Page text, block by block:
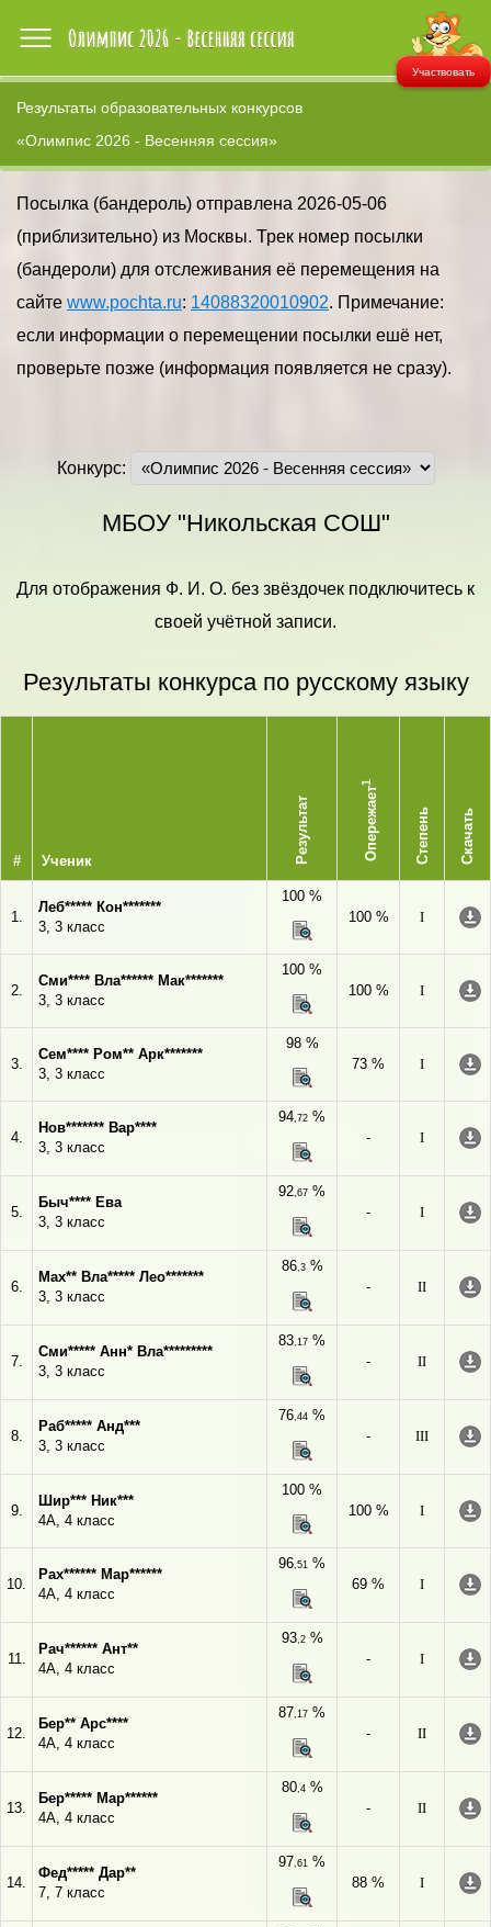
Участвовать
Результаты образовательных конкурсов
«Олимпис 2026 - Весенняя сессия»
Посылка (бандероль) отправлена 2026-05-06
(приблизительно) из Москвы. Трек номер посылки
(бандероли) для отслеживания её перемещения на
сайте www.pochta.ru: 14088320010902. Примечание:
если информации о перемещении посылки ешё нет,
проверьте позже (информация появляется не сразу).
Конкурс:
МБОУ "Никольская СОШ"
Для отображения Ф. И. О. без звёздочек подключитесь к
своей учётной записи.
Результаты конкурса по русскому языку
# Ученик Результат Опережает
1
Степень Скачать
1.
Леб***** Кон*******
3, 3 класс
100 %
100 %
I
2.
Сми**** Вла****** Мак*******
3, 3 класс
100 %
100 %
I
3.
Сем**** Ром** Арк*******
3, 3 класс
98 %
73 %
I
4.
Нов******* Вар****
3, 3 класс
94,72 %
-
I
5.
Быч**** Ева
3, 3 класс
92,67 %
-
I
6.
Мах** Вла***** Лео*******
3, 3 класс
86,3%
-
II
7.
Сми***** Анн* Вла*********
3, 3 класс
83,17 %
-
II
8.
Раб***** Анд***
3, 3 класс
76,44 %
-
III
9.
Шир*** Ник***
4А, 4 класс
100 %
100 %
I
10.
Рах****** Мар******
4А, 4 класс
96,51 %
69 %
I
11.
Рач****** Ант**
4А, 4 класс
93,2%
-
I
12.
Бер** Арс****
4А, 4 класс
87,17 %
-
II
13.
Бер***** Мар******
4А, 4 класс
80,4%
-
II
14.
Фед***** Дар**
7, 7 класс
97,61 %
88 %
I